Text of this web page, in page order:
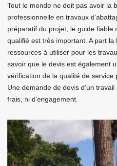
Tout le monde ne doit pas avoir la
professionnelle en travaux
préparatif du projet, le guide fiable
qualifié est très important. A part
ressources à utiliser pour les
savoir que le devis est également
vérification de la qualité de service
Une demande de devis d’un
frais, ni d’engagement.